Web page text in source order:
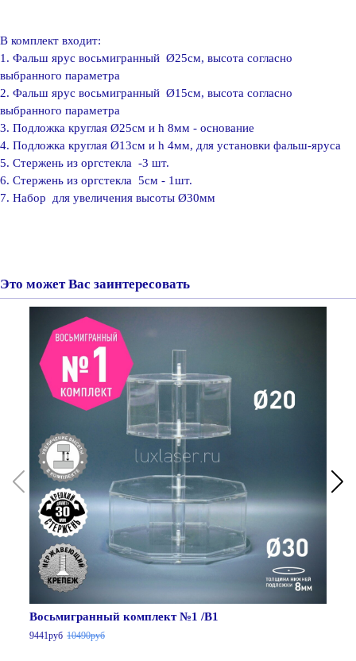
В комплект входит:
1. Фальш ярус восьмигранный Ø25см, высота согласно
выбранного параметра
2. Фальш ярус восьмигранный Ø15см, высота согласно
выбранного параметра
3. Подложка круглая Ø25см и h 8мм - основание
4. Подложка круглая Ø13см и h 4мм, для установки фальш-яруса
5. Стержень из оргстекла -3 шт.
6. Стержень из оргстекла 5см - 1шт.
7. Набор для увеличения высоты Ø30мм
Это может Вас заинтересовать
Восьмигранный комплект №1 /В1
9441руб Цена без скидки
10490руб